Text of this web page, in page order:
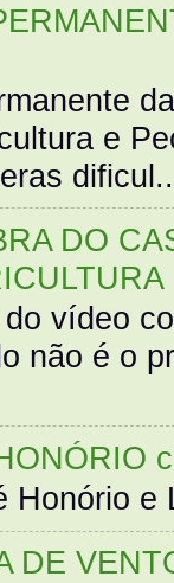
e
DO
vídeo
não é o
Honório
DE